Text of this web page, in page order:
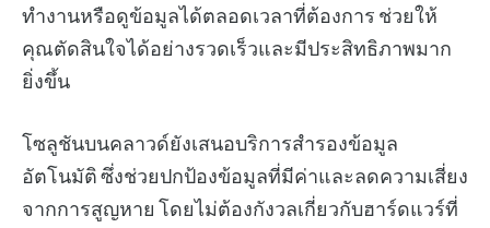
ทำงานหรือดูข้อมูลได้ตลอดเวลาที่ต้องการ ช่วยให้
คุณตัดสินใจได้อย่างรวดเร็วและมีประสิทธิภาพมาก
ยิ่งขึ้น
โซลูชันบนคลาวด์ยังเสนอบริการสำรองข้อมูล
อัตโนมัติ ซึ่งช่วยปกป้องข้อมูลที่มีค่าและลดความเสี่ยง
จากการสูญหาย โดยไม่ต้องกังวลเกี่ยวกับฮาร์ดแวร์ที่